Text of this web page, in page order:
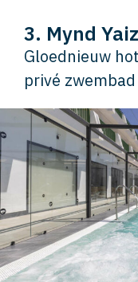
3. Mynd
Gloednieuw
privé